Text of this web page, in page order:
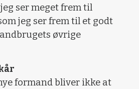
ser meget frem til
jeg ser frem til et godt
øvrige
formand bliver ikke at